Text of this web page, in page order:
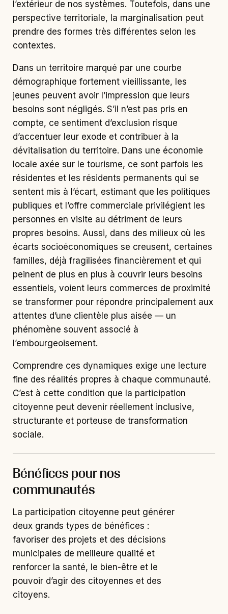
l’extérieur de nos systèmes. Toutefois, dans une
perspective territoriale, la marginalisation peut
prendre des formes très différentes selon les
contextes.
Dans un territoire marqué par une courbe
démographique fortement vieillissante, les
jeunes peuvent avoir l’impression que leurs
besoins sont négligés. S’il n’est pas pris en
compte, ce sentiment d’exclusion risque
d’accentuer leur exode et contribuer à la
dévitalisation du territoire. Dans une économie
locale axée sur le tourisme, ce sont parfois les
résidentes et les résidents permanents qui se
sentent mis à l’écart, estimant que les politiques
publiques et l’offre commerciale privilégient les
personnes en visite au détriment de leurs
propres besoins. Aussi, dans des milieux où les
écarts socioéconomiques se creusent, certaines
familles, déjà fragilisées financièrement et qui
peinent de plus en plus à couvrir leurs besoins
essentiels, voient leurs commerces de proximité
se transformer pour répondre principalement aux
attentes d’une clientèle plus aisée — un
phénomène souvent associé à
l’embourgeoisement.
Comprendre ces dynamiques exige une lecture
fine des réalités propres à chaque communauté.
C’est à cette condition que la participation
citoyenne peut devenir réellement inclusive,
structurante et porteuse de transformation
sociale.
Bénéfices pour nos
communautés
La participation citoyenne peut générer
deux grands types de bénéfices :
favoriser des projets et des décisions
municipales de meilleure qualité et
renforcer la santé, le bien-être et le
pouvoir d’agir des citoyennes et des
citoyens.